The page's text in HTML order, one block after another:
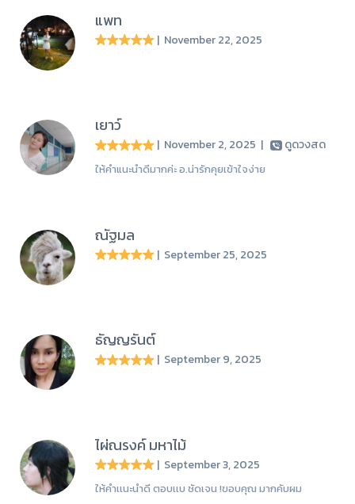
แพท
| November 22, 2025
เยาว์
| November 2, 2025 | ดูดวงสด
ให้คำแนะนำดีมากค่ะ อ.น่ารักคุยเข้าใจง่าย
ณัฐมล
| September 25, 2025
ธัญญรันต์
| September 9, 2025
ไผ่ณรงค์ มหาไม้
| September 3, 2025
ให้คำเเนะนำดี ตอบเเบ ชัดเจน !ขอบคุณ มากคับผม